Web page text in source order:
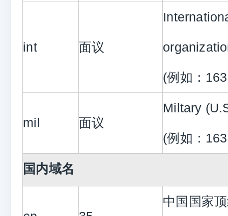
int 面议
(例如：
mil 面议
Miltary
(例如：
国内域名
中国国家